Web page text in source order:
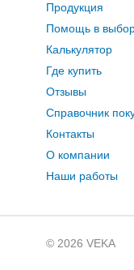
Продукция
Помощь в
Калькулятор
Где купить
Отзывы
Справочник
Контакты
О компании
Наши работы
© 2026 VEKA